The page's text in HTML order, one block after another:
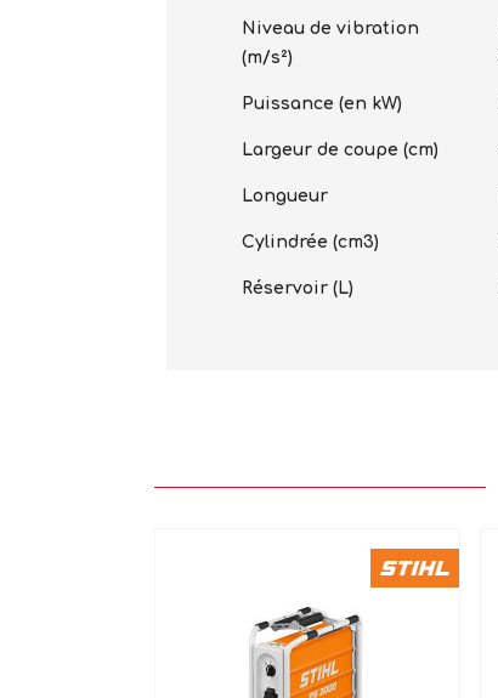
Niveau de vibration
(m/s²)
Puissance (en kW)
Largeur de coupe (cm)
Longueur
Cylindrée (cm3)
Réservoir (L)